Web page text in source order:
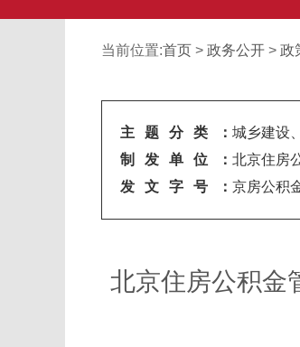
当前位置:首页 > 政务公开 > 政
主题分类： 城乡建设
制发单位： 北京住房
发文字号： 京房公积
北京住房公积金